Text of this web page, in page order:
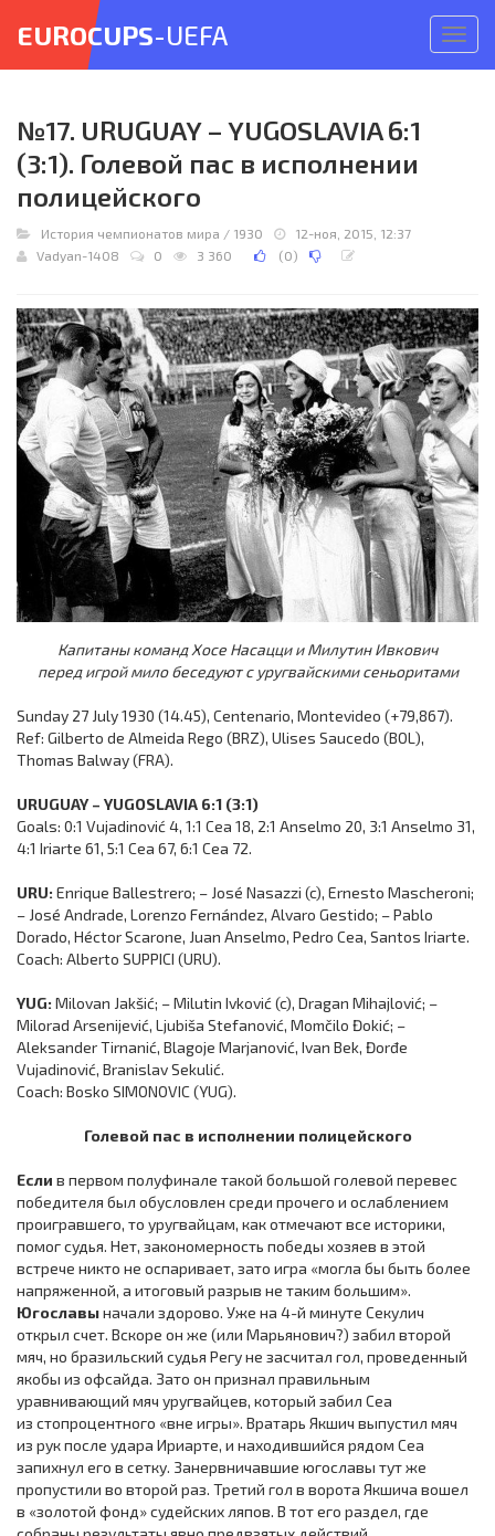
меню
EUROCUPS-UEFA
№17. URUGUAY – YUGOSLAVIA 6:1
(3:1). Голевой пас в исполнении
полицейского
История чемпионатов мира / 1930
12-ноя, 2015, 12:37
Vadyan-1408
0 3 360 (0)
Капитаны команд Хосе Насацци и Милутин Ивкович
перед игрой мило беседуют с уругвайскими сеньоритами
Sunday 27 July 1930 (14.45), Centenario, Montevideo (+79,867).
Ref: Gilberto de Almeida Rego (BRZ), Ulises Saucedo (BOL),
Thomas Balway (FRA).
URUGUAY – YUGOSLAVIA 6:1 (3:1)
Goals: 0:1 Vujadinović 4, 1:1 Cea 18, 2:1 Anselmo 20, 3:1 Anselmo 31,
4:1 Iriarte 61, 5:1 Cea 67, 6:1 Cea 72.
URU: Enrique Ballestrero; – José Nasazzi (c), Ernesto Mascheroni;
– José Andrade, Lorenzo Fernández, Alvaro Gestido; – Pablo
Dorado, Héctor Scarone, Juan Anselmo, Pedro Cea, Santos Iriarte.
Coach: Alberto SUPPICI (URU).
YUG: Milovan Jakšić; – Milutin Ivković (c), Dragan Mihajlović; –
Milorad Arsenijević, Ljubiša Stefanović, Momčilo Đokić; –
Aleksander Tirnanić, Blagoje Marjanović, Ivan Bek, Đorđe
Vujadinović, Branislav Sekulić.
Coach: Bosko SIMONOVIC (YUG).
Голевой пас в исполнении полицейского
Если в первом полуфинале такой большой голевой перевес
победителя был обусловлен среди прочего и ослаблением
проигравшего, то уругвайцам, как отмечают все историки,
помог судья. Нет, закономерность победы хозяев в этой
встрече никто не оспаривает, зато игра «могла бы быть более
напряженной, а итоговый разрыв не таким большим».
Югославыначали здорово. Уже на 4-й минуте Секулич
открыл счет. Вскоре он же (или Марьянович?) забил второй
мяч, но бразильский судья Регу не засчитал гол, проведенный
якобы из офсайда. Зато он признал правильным
уравнивающий мяч уругвайцев, который забил Сеа
из стопроцентного «вне игры». Вратарь Якшич выпустил мяч
из рук после удара Ириарте, и находившийся рядом Сеа
запихнул его в сетку. Занервничавшие югославы тут же
пропустили во второй раз. Третий гол в ворота Якшича вошел
в «золотой фонд» судейских ляпов. В тот его раздел, где